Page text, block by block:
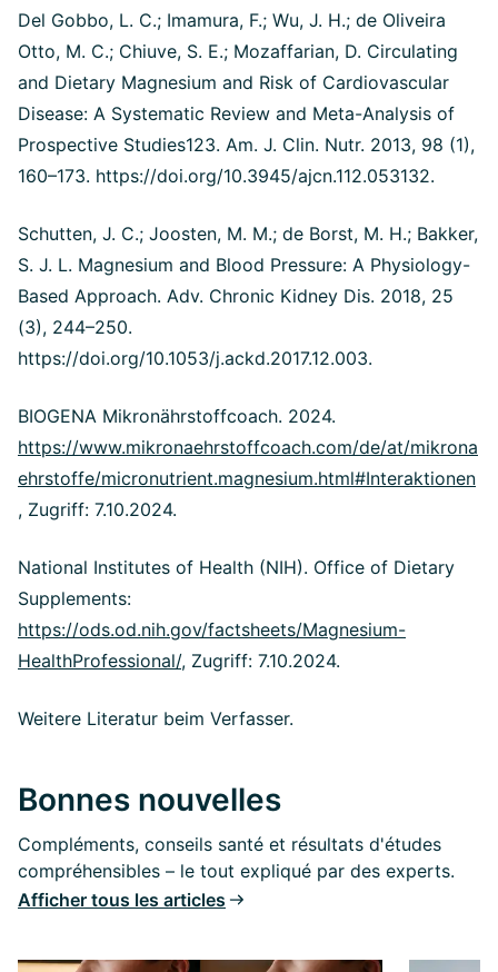
Del Gobbo, L. C.; Imamura, F.; Wu, J. H.; de Oliveira
Otto, M. C.; Chiuve, S. E.; Mozaffarian, D. Circulating
and Dietary Magnesium and Risk of Cardiovascular
Disease: A Systematic Review and Meta-Analysis of
Prospective Studies123. Am. J. Clin. Nutr. 2013, 98 (1),
160–173. https://doi.org/10.3945/ajcn.112.053132.
Schutten, J. C.; Joosten, M. M.; de Borst, M. H.; Bakker,
S. J. L. Magnesium and Blood Pressure: A Physiology-
Based Approach. Adv. Chronic Kidney Dis. 2018, 25
(3), 244–250.
https://doi.org/10.1053/j.ackd.2017.12.003.
BIOGENA Mikronährstoffcoach. 2024.
https://www.mikronaehrstoffcoach.com/de/at/mikrona
ehrstoffe/micronutrient.magnesium.html#Interaktionen
, Zugriff: 7.10.2024.
National Institutes of Health (NIH). Office of Dietary
Supplements:
https://ods.od.nih.gov/factsheets/Magnesium-
HealthProfessional/, Zugriff: 7.10.2024.
Weitere Literatur beim Verfasser.
Bonnes nouvelles
Compléments, conseils santé et résultats d'études
compréhensibles – le tout expliqué par des experts.
Afficher tous les articles